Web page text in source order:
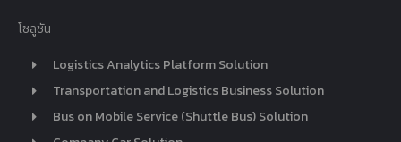
โซลูชัน
Logistics Analytics Platform Solution
Transportation and Logistics Business Solution
Bus on Mobile Service (Shuttle Bus) Solution